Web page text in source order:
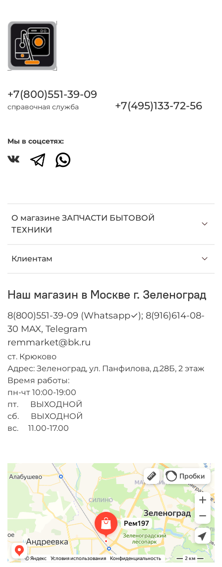
О магазине ЗАПЧАСТИ БЫТОВОЙ
ТЕХНИКИ
Клиентам
+7(800)551-39-09
справочная служба +7(495)133-72-56
Мы в соцсетях:
Наш магазин в Москве г. Зеленоград
8(800)551-39-09 (Whatsapp✓); 8(916)614-08-
30 MAX, Telegram
remmarket@bk.ru
ст. Крюково
Адрес: Зеленоград, ул. Панфилова, д.28Б, 2 этаж
Время работы:
пн-чт 10:00-19:00
пт. ВЫХОДНОЙ
сб. ВЫХОДНОЙ
вс. 11.00-17.00